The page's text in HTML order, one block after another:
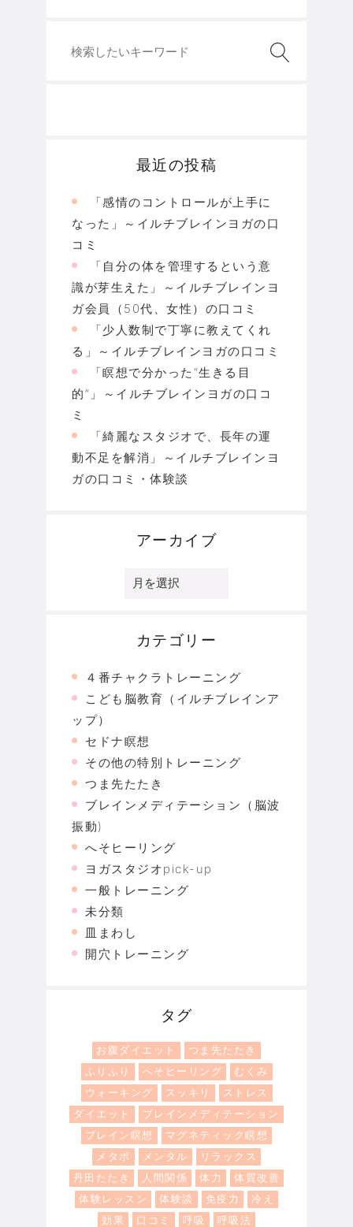
最近の投稿
「感情のコントロールが上手に
なった」～イルチブレインヨガの口
コミ
「自分の体を管理するという意
識が芽生えた」～イルチブレインヨ
ガ会員（50代、女性）の口コミ
「少人数制で丁寧に教えてくれ
る」～イルチブレインヨガの口コミ
「瞑想で分かった“生きる目
的”」～イルチブレインヨガの口コ
ミ
「綺麗なスタジオで、長年の運
動不足を解消」～イルチブレインヨ
ガの口コミ・体験談
アーカイブ
ー
カテゴリー
４番チャクラトレーニング
こども脳教育（イルチブレインア
ップ）
セドナ瞑想
その他の特別トレーニング
つま先たたき
ブレインメディテーション（脳波
振動)
へそヒーリング
ヨガスタジオpick-up
一般トレーニング
未分類
皿まわし
開穴トレーニング
タグ
お腹ダイエット
つま先たたき
ふりふり
へそヒーリング
むくみ
ウォーキング
スッキリ
ストレス
ダイエット
ブレインメディテーション
ブレイン瞑想
マグネティック瞑想
メタボ
メンタル
リラックス
丹田たたき
人間関係 体力
体質改善
体験レッスン
体験談 免疫力
冷え
効果
口コミ 呼吸
呼吸法